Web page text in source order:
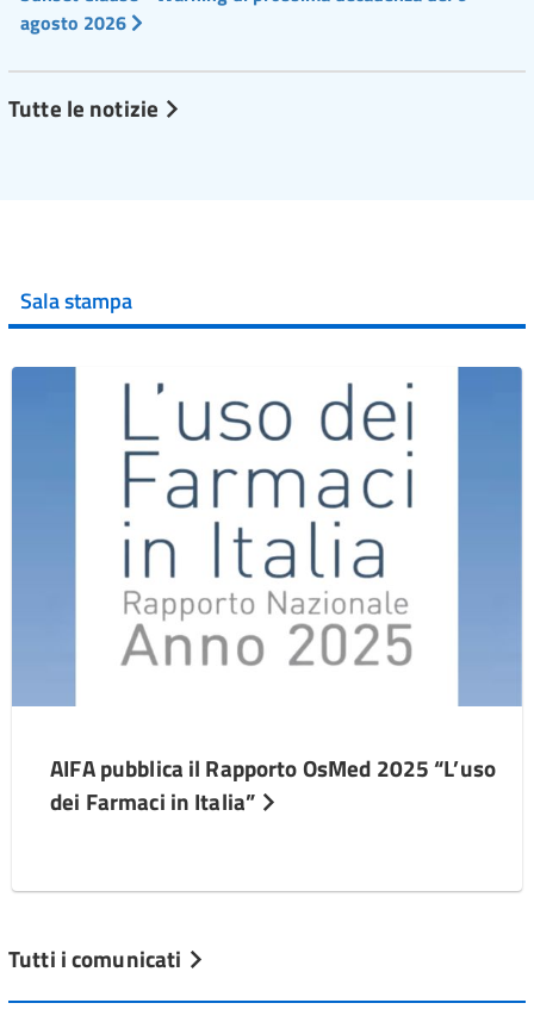
agosto 2026
Tutte le notizie
Sala stampa
AIFA pubblica il Rapporto OsMed 2025 “L’uso
dei Farmaci in Italia”
Tutti i comunicati